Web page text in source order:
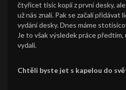
čtyřicet tisíc kopií z první desky,
už nás znali. Pak se začali přidávat
vydání desky. Dnes máme
Je to však výsledek práce předtím,
vydali.
Chtěli byste jet s kapelou do